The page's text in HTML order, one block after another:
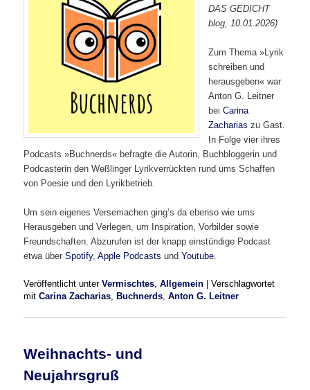
DAS GEDICHT
blog, 10.01.2026)
Zum Thema »Lyrik
schreiben und
herausgeben« war
Anton G. Leitner
beiCarina
Zacharias zu Gast.
In Folge vier ihres
Podcasts »Buchnerds« befragte die Autorin, Buchbloggerin und
Podcasterin den Weßlinger Lyrikverrückten rund ums Schaffen
von Poesie und den Lyrikbetrieb.
Um sein eigenes Versemachen ging’s da ebenso wie ums
Herausgeben und Verlegen, um Inspiration, Vorbilder sowie
Freundschaften. Abzurufen ist der knapp einstündige Podcast
etwa überSpotify,Apple Podcasts undYoutube
Veröffentlicht unter Vermischtes ,Allgemein |Verschlagwortet
mit Carina Zacharias Buchnerds ,Anton G. Leitner
Weihnachts- und
Neujahrsgruß